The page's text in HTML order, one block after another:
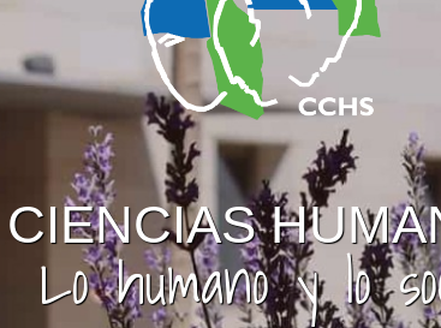
Lo humano y lo